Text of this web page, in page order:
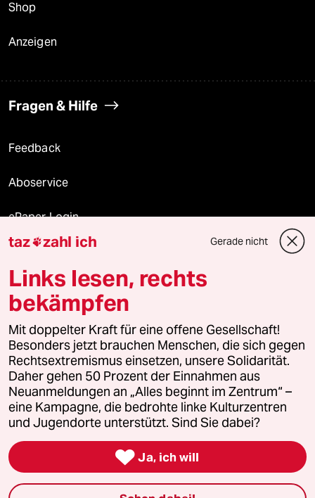
Shop
Anzeigen
Fragen & Hilfe
Feedback
Aboservice
ePaper Login
Downloads für Abonnierende
© 2026 taz Verlags und Vertriebs GmbH
Alle Rechte vorbehalten. Bei rechtlichen Fragen oder für Genehmigungen
wenden Sie sich bitte an lizenzen@taz.de
Feedback Redaktionsstatut Kommune-Richtlinien
Leitlinie Informant Datenschutz Impressum AGB
Seitenwende Einwilligungen widerrufen (Ads)
taz zahl ich Gerade nicht
Links lesen, rechts
bekämpfen
Mit doppelter Kraft für eine offene Gesellschaft!
Besonders jetzt brauchen Menschen, die sich gegen
Rechtsextremismus einsetzen, unsere Solidarität.
Daher gehen 50 Prozent der Einnahmen aus
Neuanmeldungen an „Alles beginnt im Zentrum“ –
eine Kampagne, die bedrohte linke Kulturzentren
und Jugendorte unterstützt. Sind Sie dabei?
 Ja, ich will